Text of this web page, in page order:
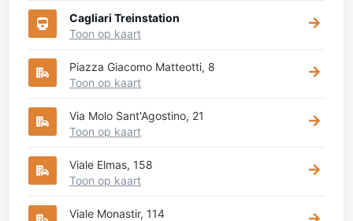
Cagliari Treinstation
Toon op kaart
Piazza Giacomo Matteotti, 8
Toon op kaart
Via Molo Sant'Agostino, 21
Toon op kaart
Viale Elmas, 158
Toon op kaart
Viale Monastir, 114